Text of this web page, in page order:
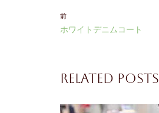
前
ホワイトデニムコート
Related Posts